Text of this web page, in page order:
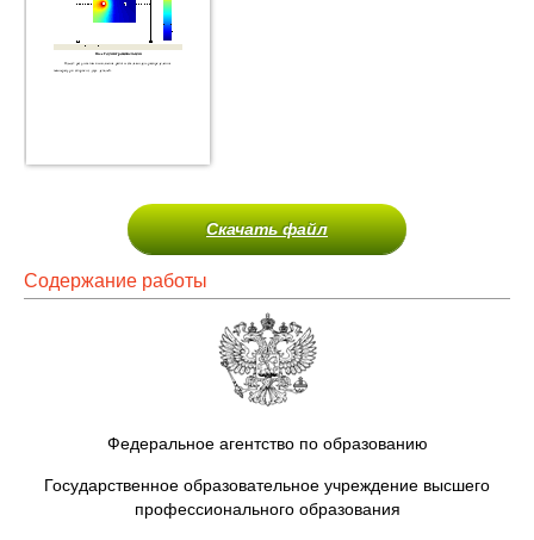
Скачать файл
Содержание работы
Федеральное агентство по образованию
Государственное образовательное учреждение высшего
профессионального образования